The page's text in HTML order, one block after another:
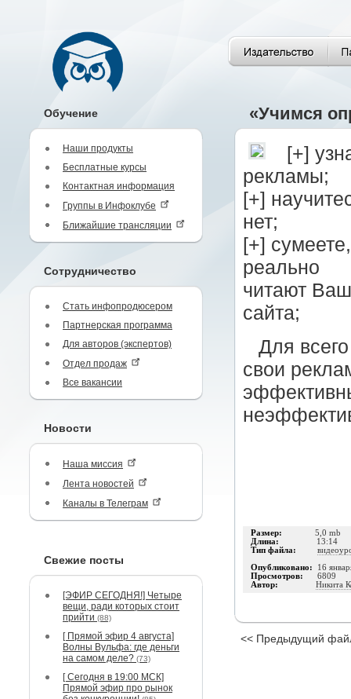
Обучение
Наши продукты
Бесплатные курсы
Контактная информация
Группы в Инфоклубе
Ближайшие трансляции
Сотрудничество
Стать инфопродюсером
Партнерская программа
Для авторов (экспертов)
Отдел продаж
Все вакансии
Новости
Наша миссия
Лента новостей
Каналы в Телеграм
Свежие посты
[ЭФИР СЕГОДНЯ!] Четыре
вещи, ради которых стоит
прийти (88)
[ Прямой эфир 4 августа]
Волны Вульфа: где деньги
на самом деле? (73)
[ Сегодня в 19:00 МСК]
Прямой эфир про рынок
«Учимся
[+]
рекламы;
[+]
нет;
[+]
реально
читают
сайта;
Для всего
свои
Размер: 5,0 mb
Длина: 13:14
Тип файла:
Опубликовано: 16
Просмотров: 6809
Автор: Никита
<< Предыдущий